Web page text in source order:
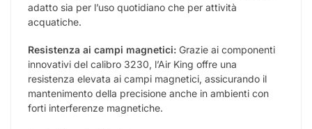
adatto sia per l’uso quotidiano che per attività
acquatiche.
Resistenza ai campi magnetici: Grazie ai componenti
innovativi del calibro 3230, l’Air King offre una
resistenza elevata ai campi magnetici, assicurando il
mantenimento della precisione anche in ambienti con
forti interferenze magnetiche.